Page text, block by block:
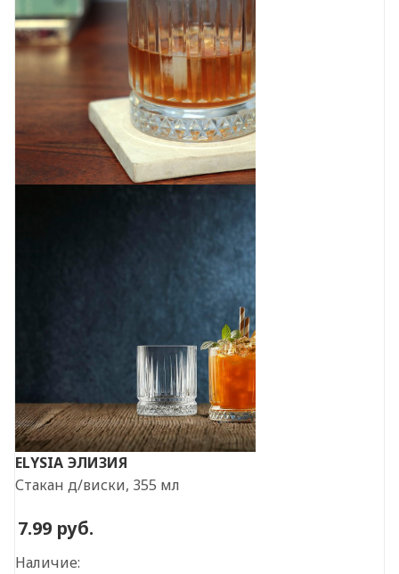
ELYSIA ЭЛИЗИЯ
Стакан д/виски, 355 мл
7.99 руб.
Наличие: